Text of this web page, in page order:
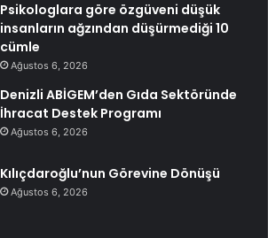
Psikologlara göre özgüveni düşük
insanların ağzından düşürmediği 10
cümle
Ağustos 6, 2026
Denizli ABİGEM’den Gıda Sektöründe
İhracat Destek Programı
Ağustos 6, 2026
Kılıçdaroğlu’nun Görevine Dönüşü
Ağustos 6, 2026